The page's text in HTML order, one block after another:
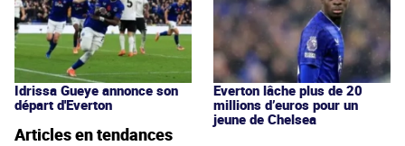
Idrissa Gueye annonce son
départ d'Everton
Everton lâche plus de 20
millions d’euros pour un
jeune de Chelsea
Articles en tendances